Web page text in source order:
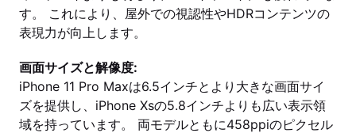
す。 これにより、屋外での視認性やHDRコンテンツの
表現力が向上します。
画面サイズと解像度:
iPhone 11 Pro Maxは6.5インチとより大きな画面サイ
ズを提供し、iPhone Xsの5.8インチよりも広い表示領
域を持っています。 両モデルともに458ppiのピクセル